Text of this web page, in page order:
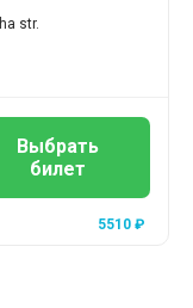
str.
Выбрать
билет
5510 ₽